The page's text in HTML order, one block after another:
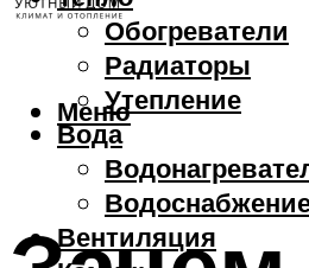
Обогреватели
Радиаторы
Утепление
Вода
Вентиляция
Меню